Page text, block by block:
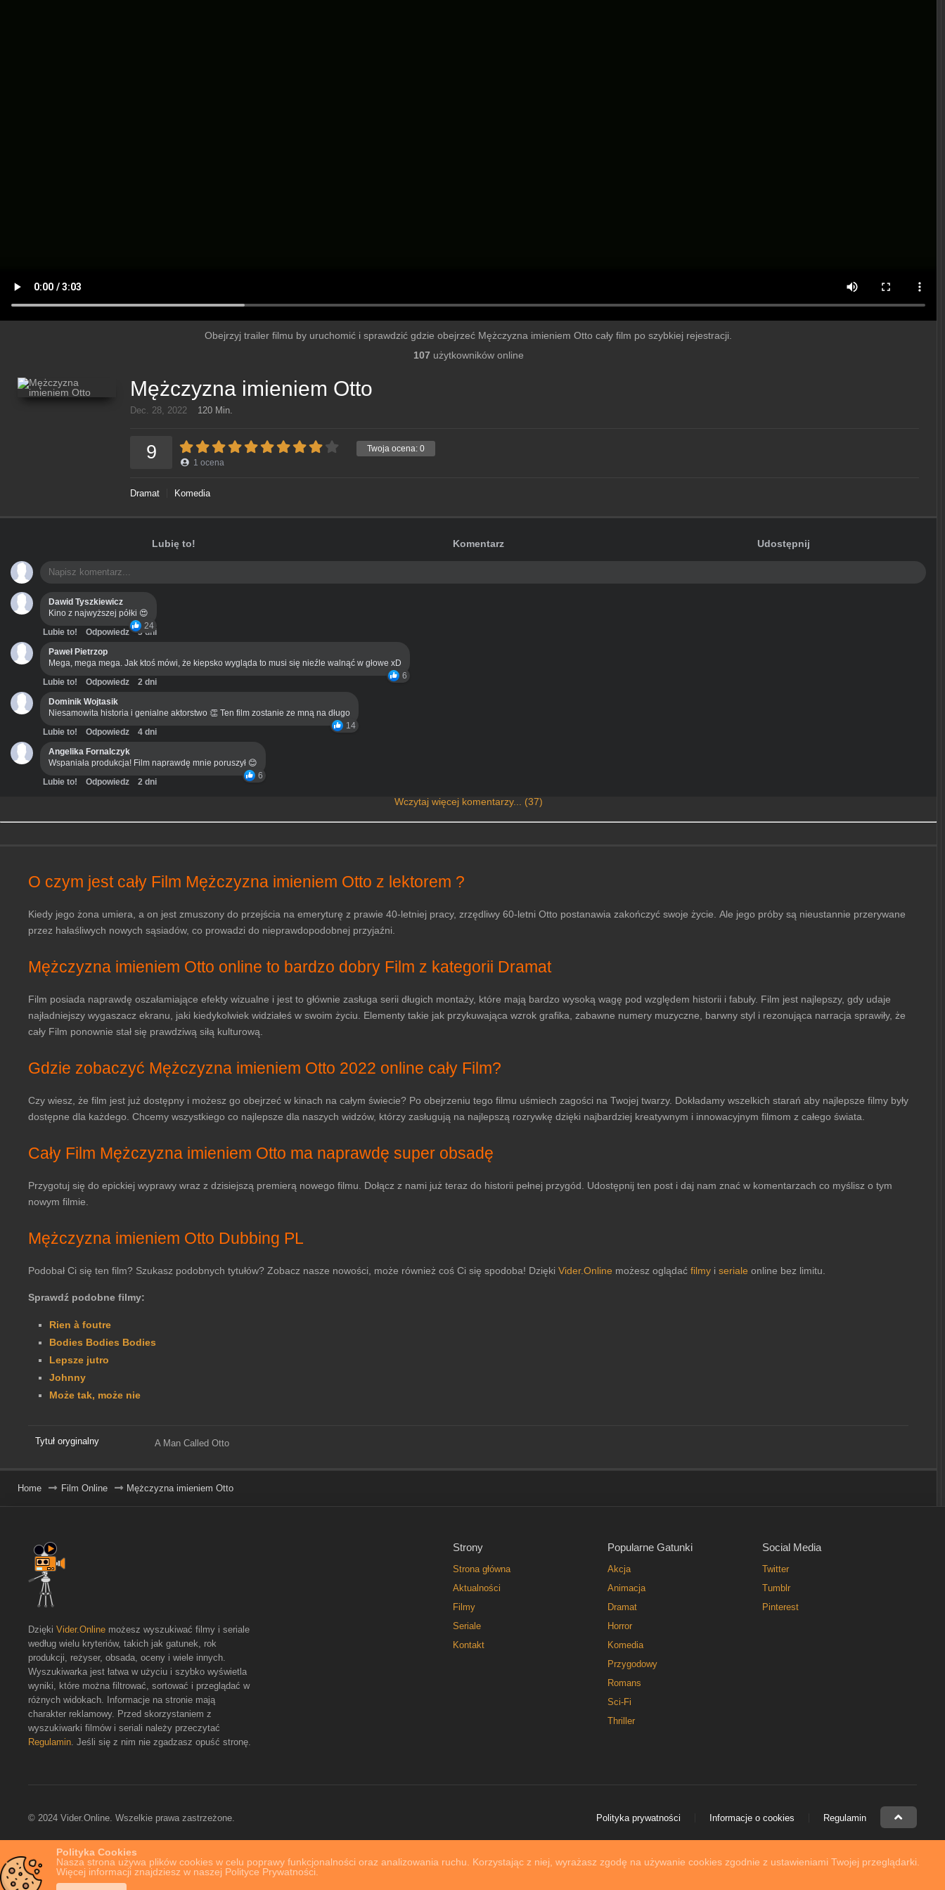
Polityka Cookies
Nasza strona używa plików cookies w celu poprawy funkcjonalności oraz analizowania ruchu. Korzystając z niej, wyrażasz zgodę na używanie cookies zgodnie z ustawieniami Twojej przeglądarki.
Więcej informacji znajdziesz w naszej Polityce Prywatności.
Obejrzyj trailer filmu by uruchomić i sprawdzić gdzie obejrzeć Mężczyzna imieniem Otto cały film po szybkiej rejestracji.
107 użytkowników online
Mężczyzna imieniem Otto
Dec. 28, 2022 120 Min.
Twoja ocena: 0
9 1 ocena
Dramat Komedia
Lubię to! Komentarz Udostępnij
Dawid Tyszkiewicz
Kino z najwyższej półki 😍
24
Lubie to! Odpowiedz
3 dni
Paweł Pietrzop
Mega, mega mega. Jak ktoś mówi, że kiepsko wygląda to musi się nieźle walnąć w głowe xD
6
Lubie to! Odpowiedz
2 dni
Dominik Wojtasik
Niesamowita historia i genialne aktorstwo 👏 Ten film zostanie ze mną na długo
14
Lubie to! Odpowiedz
4 dni
Angelika Fornalczyk
Wspaniała produkcja! Film naprawdę mnie poruszył 😊
6
Lubie to! Odpowiedz 2 dni
Wczytaj więcej komentarzy... (37)
O czym jest cały Film Mężczyzna imieniem Otto z lektorem ?
Kiedy jego żona umiera, a on jest zmuszony do przejścia na emeryturę z prawie 40-letniej pracy, zrzędliwy 60-letni Otto postanawia zakończyć swoje życie. Ale jego próby są nieustannie przerywane
przez hałaśliwych nowych sąsiadów, co prowadzi do nieprawdopodobnej przyjaźni.
Mężczyzna imieniem Otto online to bardzo dobry Film z kategorii Dramat
Film posiada naprawdę oszałamiające efekty wizualne i jest to głównie zasługa serii długich montaży, które mają bardzo wysoką wagę pod względem historii i fabuły. Film jest najlepszy, gdy udaje
najładniejszy wygaszacz ekranu, jaki kiedykolwiek widziałeś w swoim życiu. Elementy takie jak przykuwająca wzrok grafika, zabawne numery muzyczne, barwny styl i rezonująca narracja sprawiły, że
cały Film ponownie stał się prawdziwą siłą kulturową.
Gdzie zobaczyć Mężczyzna imieniem Otto 2022 online cały Film?
Czy wiesz, że film jest już dostępny i możesz go obejrzeć w kinach na całym świecie? Po obejrzeniu tego filmu uśmiech zagości na Twojej twarzy. Dokładamy wszelkich starań aby najlepsze filmy były
dostępne dla każdego. Chcemy wszystkiego co najlepsze dla naszych widzów, którzy zasługują na najlepszą rozrywkę dzięki najbardziej kreatywnym i innowacyjnym filmom z całego świata.
Cały Film Mężczyzna imieniem Otto ma naprawdę super obsadę
Przygotuj się do epickiej wyprawy wraz z dzisiejszą premierą nowego filmu. Dołącz z nami już teraz do historii pełnej przygód. Udostępnij ten post i daj nam znać w komentarzach co myślisz o tym
nowym filmie.
Mężczyzna imieniem Otto Dubbing PL
Podobał Ci się ten film? Szukasz podobnych tytułów? Zobacz nasze nowości, może również coś Ci się spodoba! Dzięki Vider.Online możesz oglądać filmy i seriale online bez limitu.
Sprawdź podobne filmy:
Rien à foutre
Bodies Bodies Bodies
Lepsze jutro
Johnny
Może tak, może nie
Tytuł oryginalny A Man Called Otto
Home Film Online Mężczyzna imieniem Otto
Strony
Strona główna
Aktualności
Filmy
Seriale
Kontakt
Popularne Gatunki
Akcja
Animacja
Dramat
Horror
Komedia
Przygodowy
Romans
Sci-Fi
Thriller
Social Media
Twitter
Tumblr
Pinterest
Dzięki Vider.Online możesz wyszukiwać filmy i seriale
według wielu kryteriów, takich jak gatunek, rok
produkcji, reżyser, obsada, oceny i wiele innych.
Wyszukiwarka jest łatwa w użyciu i szybko wyświetla
wyniki, które można filtrować, sortować i przeglądać w
różnych widokach. Informacje na stronie mają
charakter reklamowy. Przed skorzystaniem z
wyszukiwarki filmów i seriali należy przeczytać
Regulamin. Jeśli się z nim nie zgadzasz opuść stronę.
© 2024 Vider.Online. Wszelkie prawa zastrzeżone. Polityka prywatności Informacje o cookies Regulamin